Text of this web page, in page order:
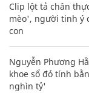
Clip lột tả chân
mèo', người tinh ý
con
Nguyễn Phương
khoe sổ đỏ tính
nghìn tỷ'